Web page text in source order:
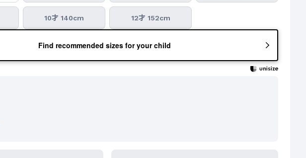
10才 140cm 12才 152cm
Find recommended sizes for your child